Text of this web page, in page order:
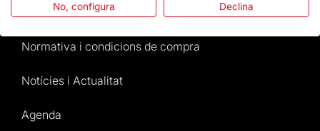
Atenció al Visitant
Normativa i condicions de compra
Notícies i Actualitat
Agenda
No, configura Declina